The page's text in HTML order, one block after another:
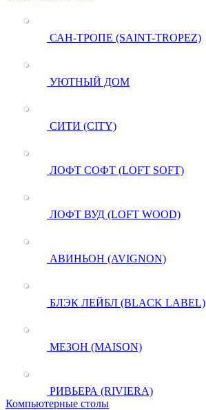
САН-ТРОПЕ (SAINT-TROPEZ)
УЮТНЫЙ ДОМ
СИТИ (CITY)
ЛОФТ СОФТ (LOFT SOFT)
ЛОФТ ВУД (LOFT WOOD)
АВИНЬОН (AVIGNON)
БЛЭК ЛЕЙБЛ (BLACK LABEL)
МЕЗОН (MAISON)
РИВЬЕРА (RIVIERA)
Компьютерные столы